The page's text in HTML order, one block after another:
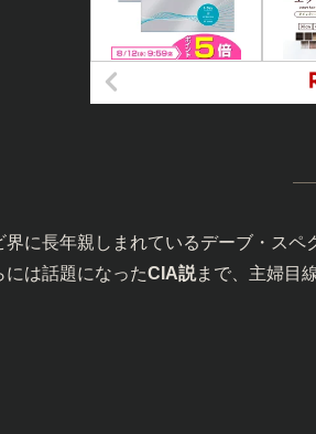
界に長年親しまれているデーブ・スペ
には話題になったCIA説まで、主婦目